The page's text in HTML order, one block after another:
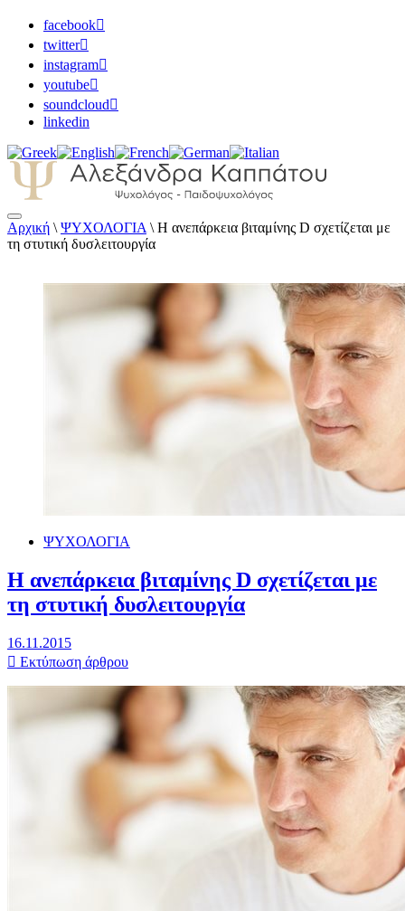
facebook
twitter
instagram
youtube
soundcloud
linkedin
Αλεξάνδρα Καππάτου Ψυχολόγος –
Παιδοψυχολόγος
Αρχική \ ΨΥΧΟΛΟΓΙΑ \ Η ανεπάρκεια βιταμίνης D σχετίζεται με
τη στυτική δυσλειτουργία
ΨΥΧΟΛΟΓΙΑ
Η ανεπάρκεια βιταμίνης D σχετίζεται με
τη στυτική δυσλειτουργία
16.11.2015
Εκτύπωση άρθρου